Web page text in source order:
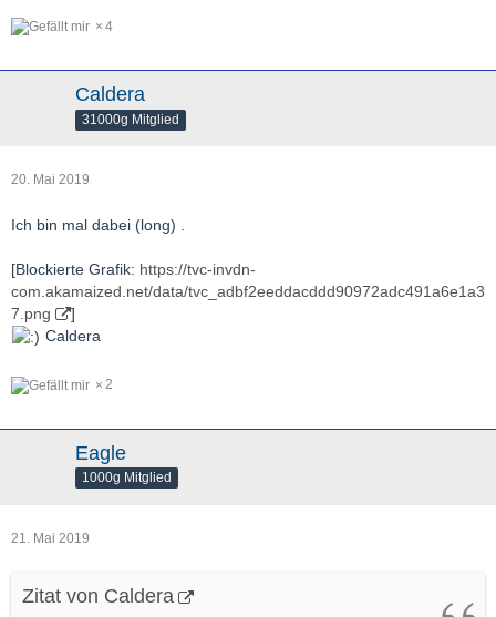
4
Caldera
31000g Mitglied
20. Mai 2019
Ich bin mal dabei (long) .
[Blockierte Grafik: https://tvc-invdn-
com.akamaized.net/data/tvc_adbf2eeddacddd90972adc491a6e1a3
7.png
]
Caldera
2
Eagle
1000g Mitglied
21. Mai 2019
Zitat von Caldera